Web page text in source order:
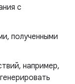
с
полученными
например,